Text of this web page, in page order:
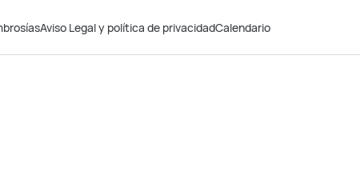
Aviso Legal y política de privacidadCalendario